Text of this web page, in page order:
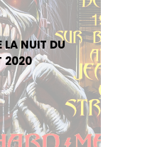
LA NUIT DU
2020